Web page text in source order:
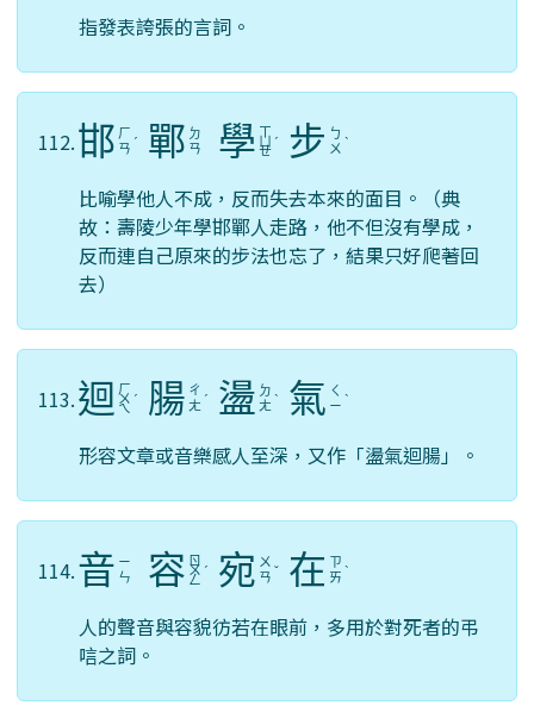
指發表誇張的言詞。
112.邯 ㄏ
ㄢ ˊ 鄲 ㄉ
ㄢ
學 ㄒ
ㄩ
ㄝ
ˊ 步 ㄅ
ㄨ ˋ
比喻學他人不成，反而失去本來的面目。（典
故：壽陵少年學邯鄲人走路，他不但沒有學成，
反而連自己原來的步法也忘了，結果只好爬著回
去）
113.迴 ㄏ
ㄨ
ㄟ
ˊ 腸 ㄔ
ㄤ ˊ 盪 ㄉ
ㄤ ˋ 氣 ㄑ
ㄧ ˋ
形容文章或音樂感人至深，又作「盪氣迴腸」。
114.音 ㄧ
ㄣ
容 ㄖ
ㄨ
ㄥ
ˊ 宛 ㄨ
ㄢ ˇ 在 ㄗ
ㄞ ˋ
人的聲音與容貌彷若在眼前，多用於對死者的弔
唁之詞。